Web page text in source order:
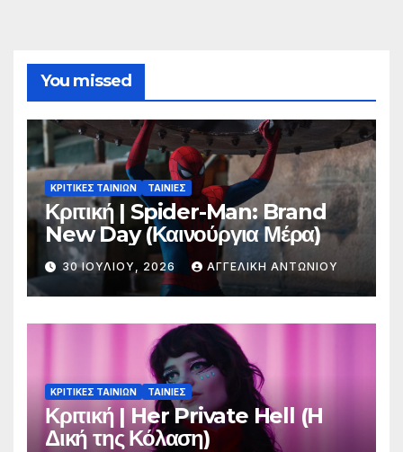
You missed
ΚΡΙΤΙΚΕΣ ΤΑΙΝΙΩΝ ΤΑΙΝΙΕΣ
Κριτική | Spider-Man: Brand
New Day (Καινούργια Μέρα)
30 ΙΟΥΛΊΟΥ, 2026 ΑΓΓΕΛΙΚΉ ΑΝΤΩΝΊΟΥ
ΚΡΙΤΙΚΕΣ ΤΑΙΝΙΩΝ ΤΑΙΝΙΕΣ
Κριτική | Her Private Hell (H
Δική της Κόλαση)